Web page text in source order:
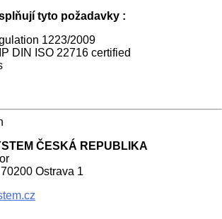
tyto požadavky :
1223/2009
DIN ISO 22716 certified
ČESKÁ REPUBLIKA
Ostrava 1